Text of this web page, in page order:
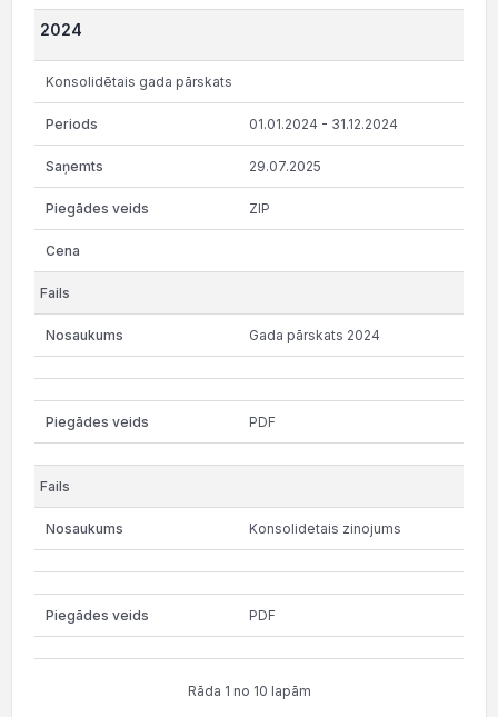
2024
Konsolidētais gada pārskats
01.01.2024 - 31.12.2024
29.07.2025
ZIP
Gada pārskats 2024
PDF
Konsolidetais zinojums
PDF
Rāda 1 no 10 lapām